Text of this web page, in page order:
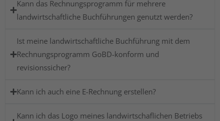
Kann das Rechnungsprogramm für mehrere
landwirtschaftliche Buchführungen genutzt werden?​
Ist meine landwirtschaftliche Buchführung mit dem
Rechnungsprogramm GoBD-konform und
revisionssicher?
Kann ich auch eine E-Rechnung erstellen?
Kann ich das Logo meines landwirtschaflichen Betriebs